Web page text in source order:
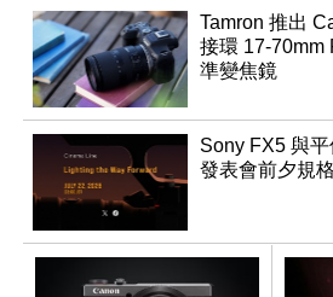
Tamron 推出
接環 17-70mm
準變焦鏡
Sony FX5 與
發表會前夕規